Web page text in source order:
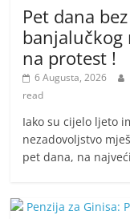
Pet dana
banjalučkog
na protest !
6 Augusta, 2026
read
Iako su cijelo ljeto
nezadovoljstvo
pet dana, na